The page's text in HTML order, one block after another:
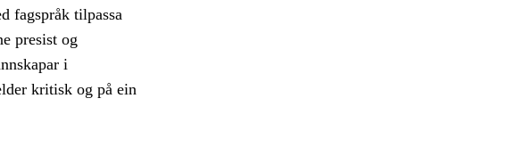
fagspråk tilpassa
presist og
i
kritisk og på ein